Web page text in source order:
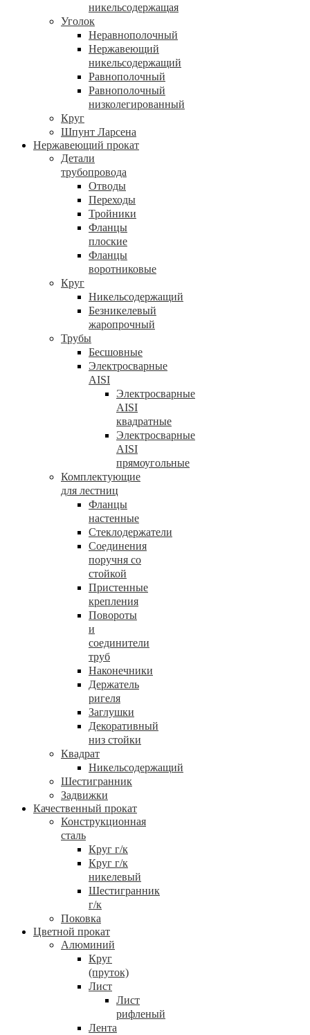
никельсодержащая
Уголок
Неравнополочный
Нержавеющий
никельсодержащий
Равнополочный
Равнополочный
низколегированный
Круг
Шпунт Ларсена
Нержавеющий прокат
Детали
трубопровода
Отводы
Переходы
Тройники
Фланцы
плоские
Фланцы
воротниковые
Круг
Никельсодержащий
Безникелевый
жаропрочный
Трубы
Бесшовные
Электросварные
AISI
Электросварные
AISI
квадратные
Электросварные
AISI
прямоугольные
Комплектующие
для лестниц
Фланцы
настенные
Стеклодержатели
Соединения
поручня со
стойкой
Пристенные
крепления
Повороты
и
соединители
труб
Наконечники
Держатель
ригеля
Заглушки
Декоративный
низ стойки
Квадрат
Никельсодержащий
Шестигранник
Задвижки
Качественный прокат
Конструкционная
сталь
Круг г/к
Круг г/к
никелевый
Шестигранник
г/к
Поковка
Цветной прокат
Алюминий
Круг
(пруток)
Лист
Лист
рифленый
Лента